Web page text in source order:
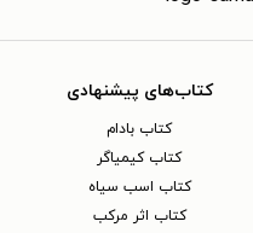
کتاب‌های پیشنهادی
کتاب بادام
کتاب کیمیاگر
کتاب اسب سیاه
کتاب اثر مرکب